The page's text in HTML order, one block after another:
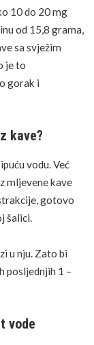
10 do 20 mg
od 15,8 grama,
sa svježim
je to
gorak i
kave?
vodu. Već
mljevene kave
gotovo
šalici.
u nju. Zato bi
posljednjih 1 –
vode